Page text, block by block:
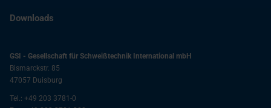
Downloads
GSI - Gesellschaft für Schweißtechnik International mbH
Bismarckstr. 85
47057 Duisburg
Tel.: +49 203 3781-0